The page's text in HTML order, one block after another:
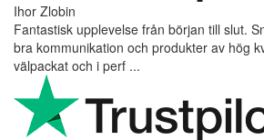
Ihor Zlobin
Fantastisk upplevelse från början till slut.
bra kommunikation och produkter av hög
välpackat och i perf ...